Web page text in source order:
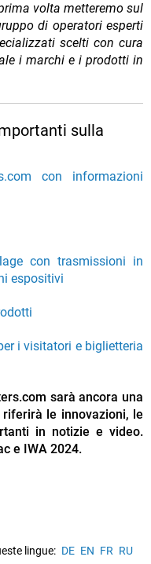
volta metteremo sul
di operatori esperti
scelti con cura
i marchi e i prodotti in
sulla
con informazioni
con trasmissioni in
espositivi
i visitatori e biglietteria
sarà ancora una
le innovazioni, le
in notizie e video.
e IWA 2024.
lingue: DE EN FR RU